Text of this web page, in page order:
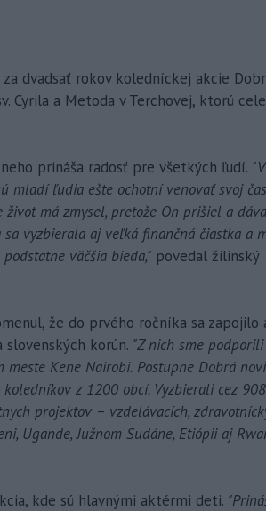
za dvadsať rokov koledníckej akcie
Cyrila a Metoda v Terchovej, ktorú
prináša radosť pre všetkých ľudí.
mladí ľudia ešte ochotní venovať svoj
má zmysel, pretože On prišiel a
vyzbierala aj veľká finančná čiastka a
väčšia bieda," povedal žilinský
že do prvého ročníka sa zapojilo
korún. "Z nich sme
Kene Nairobi. Postupne Dobrá
z 1200 obcí. Vyzbierali cez
projektov – vzdelávacích,
Ugande, Južnom Sudáne, Etiópii aj
kde sú hlavnými aktérmi deti.